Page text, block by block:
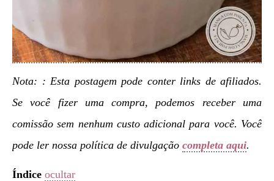
Nota: : Esta postagem pode conter links de afiliados.
Se você fizer uma compra, podemos receber uma
comissão sem nenhum custo adicional para você. Você
pode ler nossa política de divulgação completa aqui.
Índice ocultar